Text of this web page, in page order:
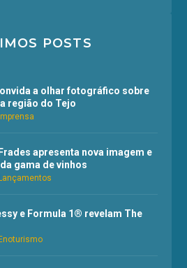
POSTS
a olhar fotográfico sobre
região do Tejo
apresenta nova imagem e
gama de vinhos
e Formula 1® revelam The